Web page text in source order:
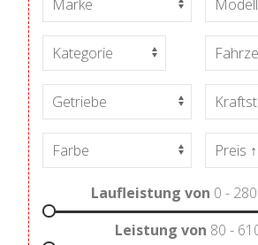
Laufleistung von 0 -
Leistung von 80 -